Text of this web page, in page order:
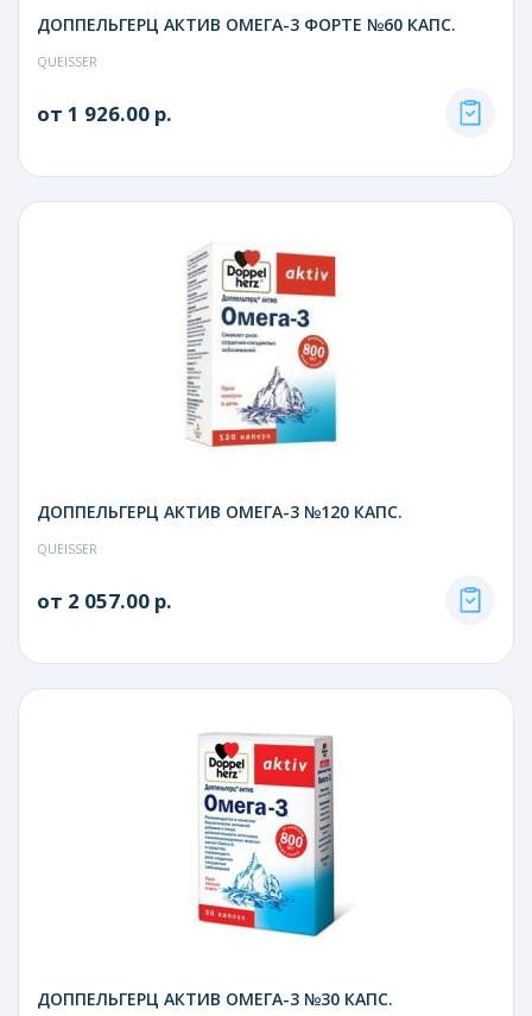
ДОППЕЛЬГЕРЦ АКТИВ ОМЕГА-3 ФОРТЕ №60 КАПС.
QUEISSER
от 1 926.00 р.
ДОППЕЛЬГЕРЦ АКТИВ ОМЕГА-3 №120 КАПС.
QUEISSER
от 2 057.00 р.
ДОППЕЛЬГЕРЦ АКТИВ ОМЕГА-3 №30 КАПС.